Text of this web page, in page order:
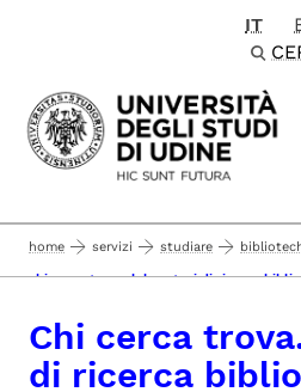
Passa al contenuto
IT
home servizi studiare
chi cerca trova. laboratori di ricerca
Chi cerca
di ricerca